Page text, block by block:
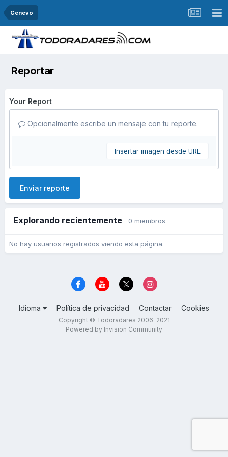
Genevo
Reportar
Your Report
Opcionalmente escribe un mensaje con tu reporte.
Insertar imagen desde URL
Enviar reporte
Explorando recientemente 0 miembros
No hay usuarios registrados viendo esta página.
Idioma Política de privacidad Contactar Cookies
Copyright © Todoradares 2006-2021
Powered by Invision Community